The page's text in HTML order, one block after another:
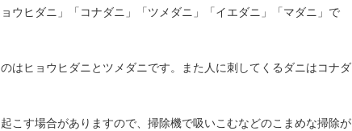
ウヒダニ」「コナダニ」「ツメダニ」「イエダニ」「マダニ」で
はヒョウヒダニとツメダニです。また人に刺してくるダニはコナダ
こす場合がありますので、掃除機で吸いこむなどのこまめな掃除が